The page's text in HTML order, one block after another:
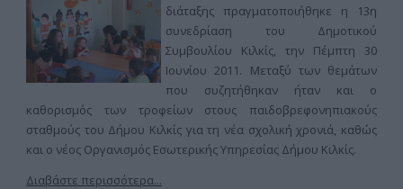
διάταξης πραγματοποιήθηκε η 13η
συνεδρίαση του Δημοτικού
Συμβουλίου Κιλκίς, την Πέμπτη 30
Ιουνίου 2011. Μεταξύ των θεμάτων
που συζητήθηκαν ήταν και ο
καθορισμός των τροφείων στους παιδοβρεφονηπιακούς
σταθμούς του Δήμου Κιλκίς για τη νέα σχολική χρονιά, καθώς
και ο νέος Οργανισμός Εσωτερικής Υπηρεσίας Δήμου Κιλκίς.
Διαβάστε περισσότερα...